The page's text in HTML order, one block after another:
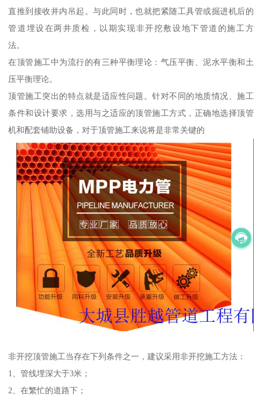
直推到接收井内吊起。与此同时，也就把紧随工具管或掘进机后的
管道埋设在两井质检，以期实现非开挖敷设地下管道的施工方
法。
在顶管施工中为流行的有三种平衡理论：气压平衡、泥水平衡和土
压平衡理论。
顶管施工突出的特点就是适应性问题。针对不同的地质情况、施工
条件和设计要求，选用与之适应的顶管施工方式，正确地选择顶管
机和配套铺助设备，对于顶管施工来说将是非常关键的
非开挖顶管施工当存在下列条件之一，建议采用非开挖施工方法：
1、管线埋深大于3米；
2、在繁忙的道路下；